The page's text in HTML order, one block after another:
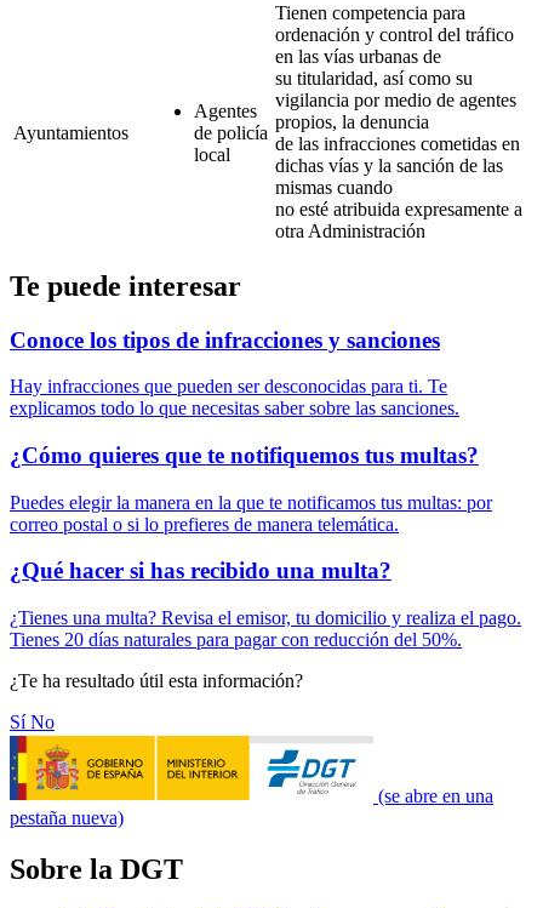
Ayuntamientos
Agentes
de policía
local
Tienen competencia para
ordenación y control del tráfico
en las vías urbanas de
su titularidad, así como su
vigilancia por medio de agentes
propios, la denuncia
de las infracciones cometidas en
dichas vías y la sanción de las
mismas cuando
no esté atribuida expresamente a
otra Administración
Te puede interesar
Conoce los tipos de infracciones y sanciones
Hay infracciones que pueden ser desconocidas para ti. Te
explicamos todo lo que necesitas saber sobre las sanciones.
¿Cómo quieres que te notifiquemos tus multas?
Puedes elegir la manera en la que te notificamos tus multas: por
correo postal o si lo prefieres de manera telemática.
¿Qué hacer si has recibido una multa?
¿Tienes una multa? Revisa el emisor, tu domicilio y realiza el pago.
Tienes 20 días naturales para pagar con reducción del 50%.
¿Te ha resultado útil esta información?
SíNo
(se abre en una
pestaña nueva)
Sobre la DGT